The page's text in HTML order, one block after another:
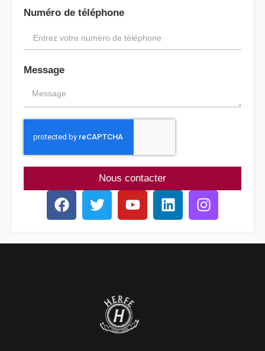
Numéro de téléphone
Message
Nous contacter